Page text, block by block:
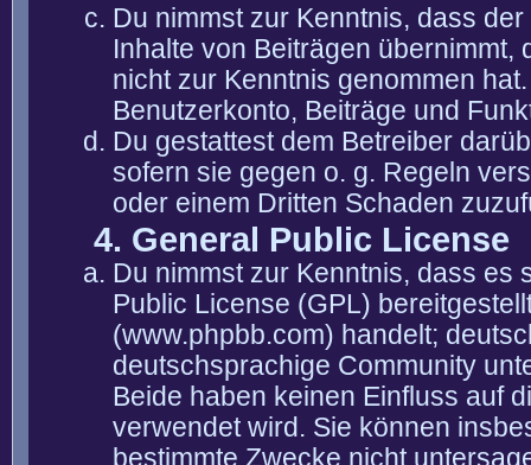
Du nimmst zur Kenntnis, dass
Inhalte von Beiträgen übernimmt,
nicht zur Kenntnis genommen
Benutzerkonto, Beiträge und
Du gestattest dem Betreiber
sofern sie gegen o. g. Regeln
oder einem Dritten Schaden
4. General Public License
Du nimmst zur Kenntnis, dass es
Public License (GPL)
(www.phpbb.com) handelt;
deutschsprachige Community
Beide haben keinen Einfluss auf
verwendet wird. Sie können
bestimmte Zwecke nicht